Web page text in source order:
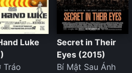
Luke
Tráo
Secret in Their
Eyes (2015)
Bí Mật Sau Ánh